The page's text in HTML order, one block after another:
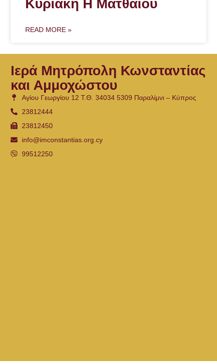
Κυριακή Η Ματθαίου
READ MORE »
Ιερά Μητρόπολη Κωνσταντίας
και Αμμοχώστου
Αγίου Γεωργίου 12 Τ.Θ. 34034 5309 Παραλίμνι – Κύπρος
23812444
23812450
info@imconstantias.org.cy
99512250